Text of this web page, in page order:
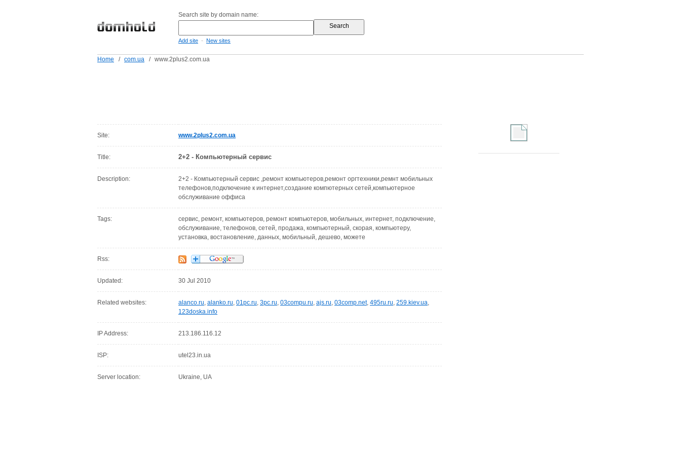
Search site by domain name:
Add site - New sites
Home / com.ua / www.2plus2.com.ua
Site: www.2plus2.com.ua
Title: 2+2 - Компьютерный сервис
Description:
2+2 - Компьютерный сервис ,ремонт компьютеров,ремонт оргтехники,ремнт мобильных
телефонов,подключение к интернет,создание компютерных сетей,компьютерное
обслуживание оффиса
Tags:
сервис, ремонт, компьютеров, ремонт компьютеров, мобильных, интернет, подключение,
обслуживание, телефонов, сетей, продажа, компьютерный, скорая, компьютеру,
установка, востановление, данных, мобильный, дешево, можете
Rss:
Updated: 30 Jul 2010
Related websites: alanco.ru, alanko.ru, 01pc.ru, 3pc.ru, 03compu.ru, ajs.ru, 03comp.net, 495ru.ru, 259.kiev.ua,
123doska.info
IP Address: 213.186.116.12
ISP: utel23.in.ua
Server location: Ukraine, UA